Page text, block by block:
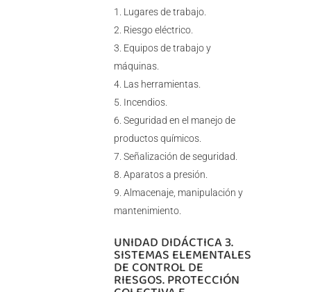
Lugares de trabajo.
Riesgo eléctrico.
Equipos de trabajo y
máquinas.
Las herramientas.
Incendios.
Seguridad en el manejo de
productos químicos.
Señalización de seguridad.
Aparatos a presión.
Almacenaje, manipulación y
mantenimiento.
UNIDAD DIDÁCTICA 3.
SISTEMAS ELEMENTALES
DE CONTROL DE
RIESGOS. PROTECCIÓN